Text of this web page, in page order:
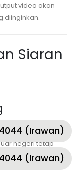
video akan
diinginkan.
Siaran
MKVS
negeri tetap
pesta.
(Irawan)
(Irawan)